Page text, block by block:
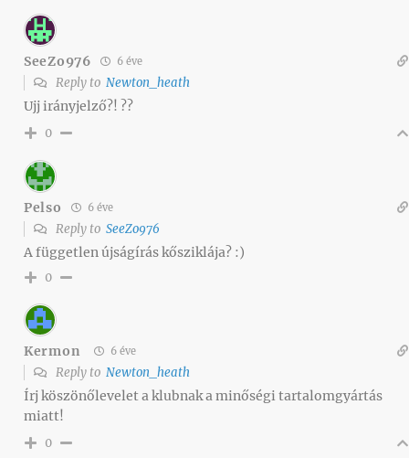
SeeZo976 6 éve
Reply to Newton_heath
Ujj irányjelző?! ??
0
Pelso 6 éve
Reply to SeeZo976
A független újságírás kősziklája? :)
0
Kermon 6 éve
Reply to Newton_heath
Írj köszönőlevelet a klubnak a minőségi tartalomgyártás
miatt!
0